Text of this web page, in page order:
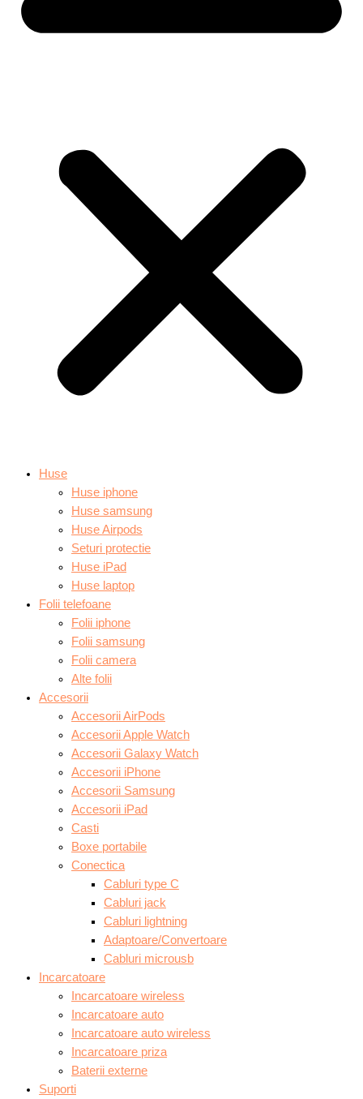
Huse
Huse iphone
Huse samsung
Huse Airpods
Seturi protectie
Huse iPad
Huse laptop
Folii telefoane
Folii iphone
Folii samsung
Folii camera
Alte folii
Accesorii
Accesorii AirPods
Accesorii Apple Watch
Accesorii Galaxy Watch
Accesorii iPhone
Accesorii Samsung
Accesorii iPad
Casti
Boxe portabile
Conectica
Cabluri type C
Cabluri jack
Cabluri lightning
Adaptoare/Convertoare
Cabluri microusb
Incarcatoare
Incarcatoare wireless
Incarcatoare auto
Incarcatoare auto wireless
Incarcatoare priza
Baterii externe
Suporti